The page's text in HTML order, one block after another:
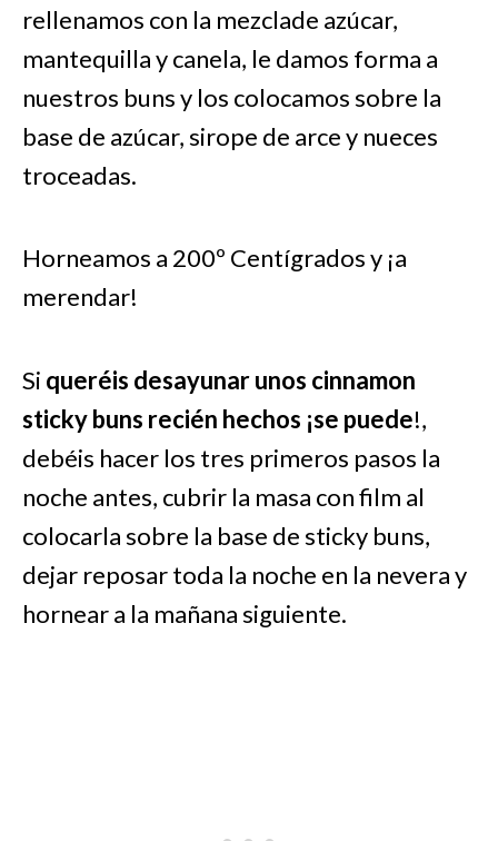
rellenamos con la mezclade azúcar,
mantequilla y canela, le damos forma a
nuestros buns y los colocamos sobre la
base de azúcar, sirope de arce y nueces
troceadas.
Horneamos a 200º Centígrados y ¡a
merendar!
Si queréis desayunar unos cinnamon
sticky buns recién hechos ¡se puede!,
debéis hacer los tres primeros pasos la
noche antes, cubrir la masa con film al
colocarla sobre la base de sticky buns,
dejar reposar toda la noche en la nevera y
hornear a la mañana siguiente.